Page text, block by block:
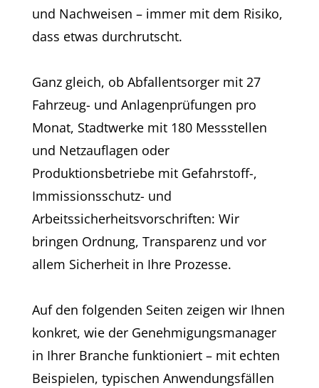
und Nachweisen – immer mit dem Risiko,
dass etwas durchrutscht.
Ganz gleich, ob Abfallentsorger mit 27
Fahrzeug- und Anlagenprüfungen pro
Monat, Stadtwerke mit 180 Messstellen
und Netzauflagen oder
Produktionsbetriebe mit Gefahrstoff-,
Immissionsschutz- und
Arbeitssicherheitsvorschriften: Wir
bringen Ordnung, Transparenz und vor
allem Sicherheit in Ihre Prozesse.
Auf den folgenden Seiten zeigen wir Ihnen
konkret, wie der Genehmigungsmanager
in Ihrer Branche funktioniert – mit echten
Beispielen, typischen Anwendungsfällen